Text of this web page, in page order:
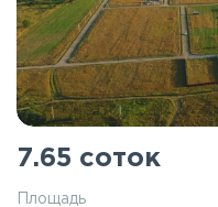
7.65 соток
Площадь